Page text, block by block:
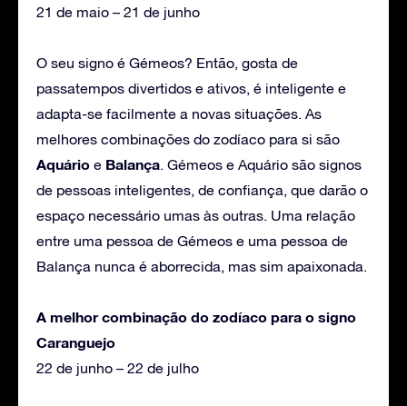
21 de maio – 21 de junho
O seu signo é Gémeos? Então, gosta de
passatempos divertidos e ativos, é inteligente e
adapta-se facilmente a novas situações. As
melhores combinações do zodíaco para si são
Aquário e Balança. Gémeos e Aquário são signos
de pessoas inteligentes, de confiança, que darão o
espaço necessário umas às outras. Uma relação
entre uma pessoa de Gémeos e uma pessoa de
Balança nunca é aborrecida, mas sim apaixonada.
A melhor combinação do zodíaco para o signo
Caranguejo
22 de junho – 22 de julho